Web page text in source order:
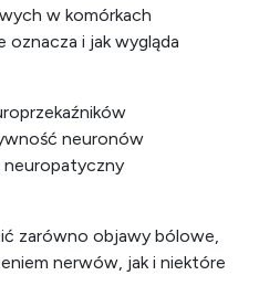
w komórkach
i jak wygląda
neuronów
zarówno objawy bólowe,
nerwów, jak i niektóre